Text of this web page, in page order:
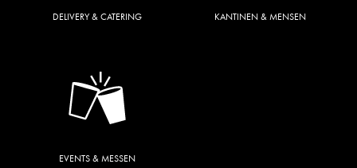
DELIVERY & CATERING KANTINEN & MENSEN
EVENTS & MESSEN